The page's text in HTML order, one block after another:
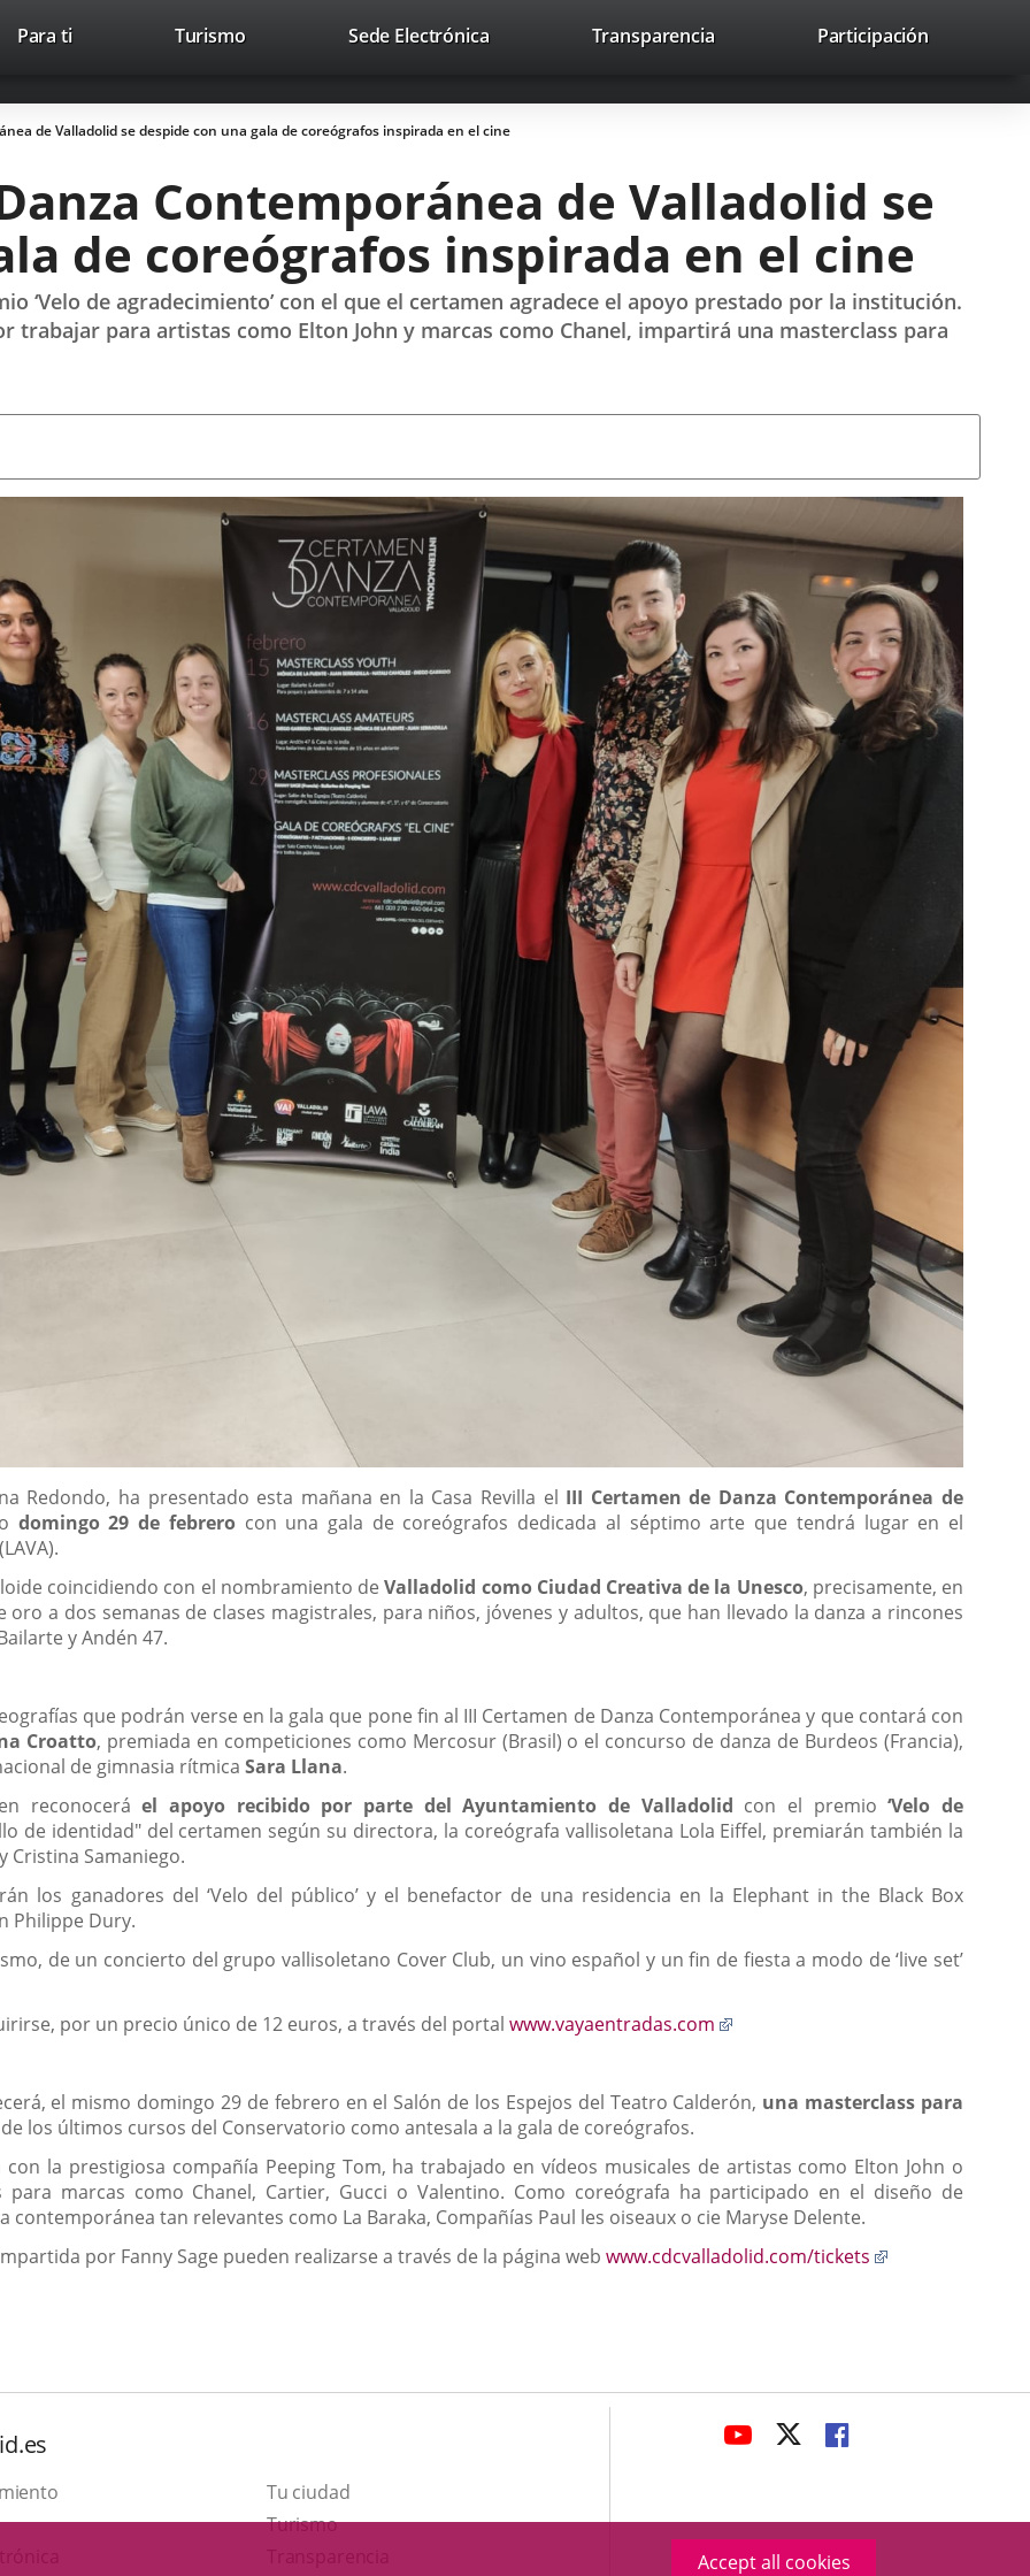
Accept all cookies
Trabaja con nosotros Contacto avaHeaderSocial
Link
external
Link
external
Link
external
Search
Para ti TurismoThis
open
in
pop-
up
window.
Sede ElectrónicaLink
application.
Transparencia Participación
de Valladolid se despide con una gala de coreógrafos inspirada en el cine
Contemporánea de Valladolid se
de coreógrafos inspirada en el cine
‘Velo de agradecimiento’ con el que el certamen agradece el apoyo prestado por la institución.
trabajar para artistas como Elton John y marcas como Chanel, impartirá una masterclass para
Redondo, ha presentado esta mañana en la Casa Revilla el III Certamen de Danza Contemporánea de
domingo 29 de febrerocon una gala de coreógrafos dedicada al séptimo arte que tendrá lugar en el
coincidiendo con el nombramiento deValladolid como Ciudad Creativa de la Unesco, precisamente, en
oro a dos semanas de clases magistrales, para niños, jóvenes y adultos, que han llevado la danza a rincones
y Andén 47.
que podrán verse en la gala que pone fin al III Certamen de Danza Contemporánea y que contará con
Croatto, premiada en competiciones como Mercosur (Brasil) o el concurso de danza de Burdeos (Francia),
de gimnasia rítmicaSara Llana.
reconoceráel apoyo recibido por parte del Ayuntamiento de Valladolid con el premio‘Velo de
de identidad" del certamen según su directora, la coreógrafa vallisoletana Lola Eiffel, premiarán también la
Cristina Samaniego.
los ganadores del ‘Velo del público’ y el benefactor de una residencia en la Elephant in the Black Box
Philippe Dury.
de un concierto del grupo vallisoletano Cover Club, un vino español y un fin de fiesta a modo de ‘live set’
por un precio único de 12 euros, a través del portalwww.vayaentradas.com
aplicación
el mismo domingo 29 de febrero en el Salón de los Espejos del Teatro Calderón, una masterclass para
los últimos cursos del Conservatorio como antesala a la gala de coreógrafos.
con la prestigiosa compañía Peeping Tom, ha trabajado en vídeos musicales de artistas como Elton John o
para marcas como Chanel, Cartier, Gucci o Valentino. Como coreógrafa ha participado en el diseño de
contemporánea tan relevantes como La Baraka, Compañías Paul les oiseaux o cie Maryse Delente.
por Fanny Sage pueden realizarse a través de la página webwww.cdcvalladolid.com/tickets
Tu ciudad
TurismoThis
LINK
APPLICATION.
LINK
APPLICATION.
LINK
APPLICATION.